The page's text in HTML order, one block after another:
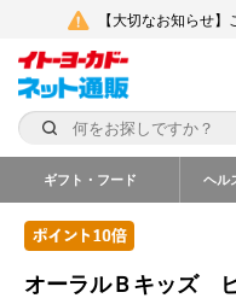
【大切なお知らせ
ギフト・フード ヘル
オーラルＢキッズ